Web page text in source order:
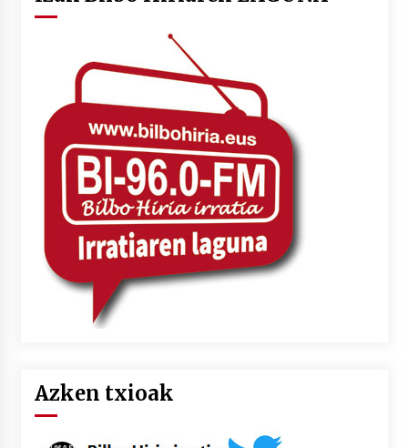
Azken txioak